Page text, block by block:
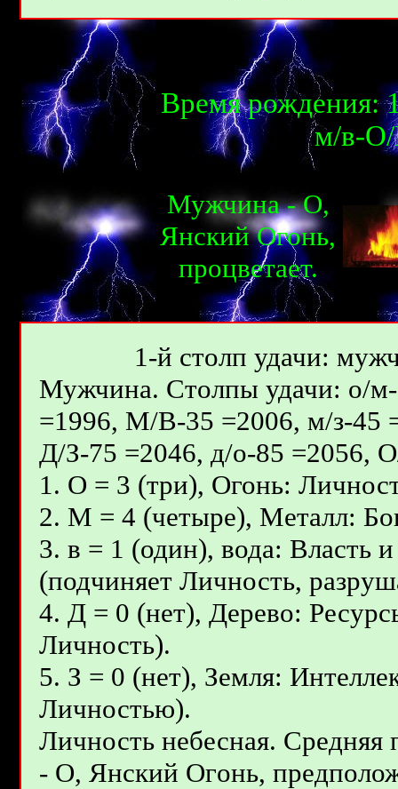
Время рождения:
м/в-
Мужчина - О,
Янcкий Огонь,
процветает.
1-й столп удачи:
Мужчина. Столпы удачи: о/м-
=1996, М/В-35 =2006, м/з-45
Д/З-75 =2046, д/о-85 =2056,
1. О = 3 (три), Огонь:
2. М = 4 (четыре), Металл:
3. в = 1 (один), вода: Власть
(подчиняет Личность,
4. Д = 0 (нет), Дерево:
Личность).
5. З = 0 (нет), Земля:
Личностью).
Личность небесная.
- О, Янcкий Oгoнь,